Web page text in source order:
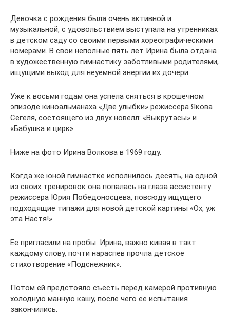
Девочка с рождения была очень активной и
музыкальной, с удовольствием выступала на утренниках
в детском саду со своими первыми хореографическими
номерами. В свои неполные пять лет Ирина была отдана
в художественную гимнастику заботливыми родителями,
ищущими выход для неуемной энергии их дочери.
Уже к восьми годам она успела сняться в крошечном
эпизоде киноальманаха «Две улыбки» режиссера Якова
Сегеля, состоящего из двух новелл: «Выкрутасы» и
«Бабушка и цирк».
Ниже на фото Ирина Волкова в 1969 году.
Когда же юной гимнастке исполнилось десять, на одной
из своих тренировок она попалась на глаза ассистенту
режиссера Юрия Победоносцева, повсюду ищущего
подходящие типажи для новой детской картины «Ох, уж
эта Настя!».
Ее пригласили на пробы. Ирина, важно кивая в такт
каждому слову, почти нараспев прочла детское
стихотворение «Подснежник».
Потом ей предстояло съесть перед камерой противную
холодную манную кашу, после чего ее испытания
закончились.